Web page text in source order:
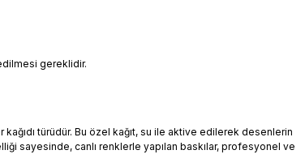
gereklidir.
türüdür. Bu özel kağıt, su ile aktive edilerek desenlerin
sayesinde, canlı renklerle yapılan baskılar, profesyonel ve